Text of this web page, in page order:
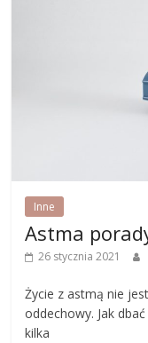
Inne
Astma
26 stycznia 2021
Życie z astmą nie
oddechowy. Jak
kilka